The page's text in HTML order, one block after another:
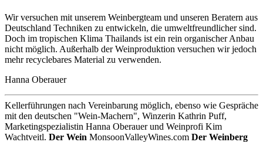
Wir versuchen mit unserem Weinbergteam und unseren Beratern aus
Deutschland Techniken zu entwickeln, die umweltfreundlicher sind.
Doch im tropischen Klima Thailands ist ein rein organischer Anbau
nicht möglich. Außerhalb der Weinproduktion versuchen wir jedoch
mehr recyclebares Material zu verwenden.
Hanna Oberauer
Kellerführungen nach Vereinbarung möglich, ebenso wie Gespräche
mit den deutschen "Wein-Machern", Winzerin Kathrin Puff,
Marketingspezialistin Hanna Oberauer und Weinprofi Kim
Wachtveitl. Der Wein MonsoonValleyWines.com Der Weinberg